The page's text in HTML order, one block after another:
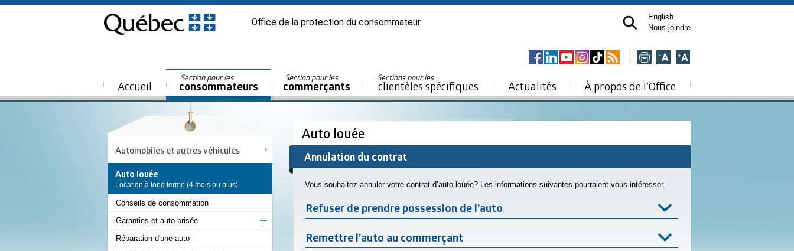
Office de la protection du consommateur
English
Nous joindre
Accueil
Section pour les
consommateurs
Section pour les
commerçants
Sections pour les
clientèles spécifiques Actualités À propos de l’Office
Automobiles et autres véhicules
Auto louée
Location à long terme (4 mois ou plus)
Conseils de consommation
Garanties et auto brisée
Réparation d'une auto
Auto louée
Annulation du contrat
Vous souhaitez annuler votre contrat d’auto louée? Les informations suivantes pourraient vous intéresser.
Refuser de prendre possession de l’auto
Remettre l’auto au commerçant